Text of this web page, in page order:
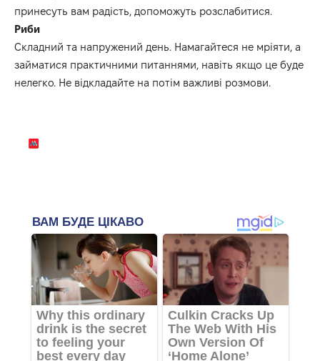
принесуть вам радість, допоможуть розслабитися.
Риби
Складний та напружений день. Намагайтеся не мріяти, а
займатися практичними питаннями, навіть якщо це буде
нелегко. Не відкладайте на потім важливі ​​розмови.